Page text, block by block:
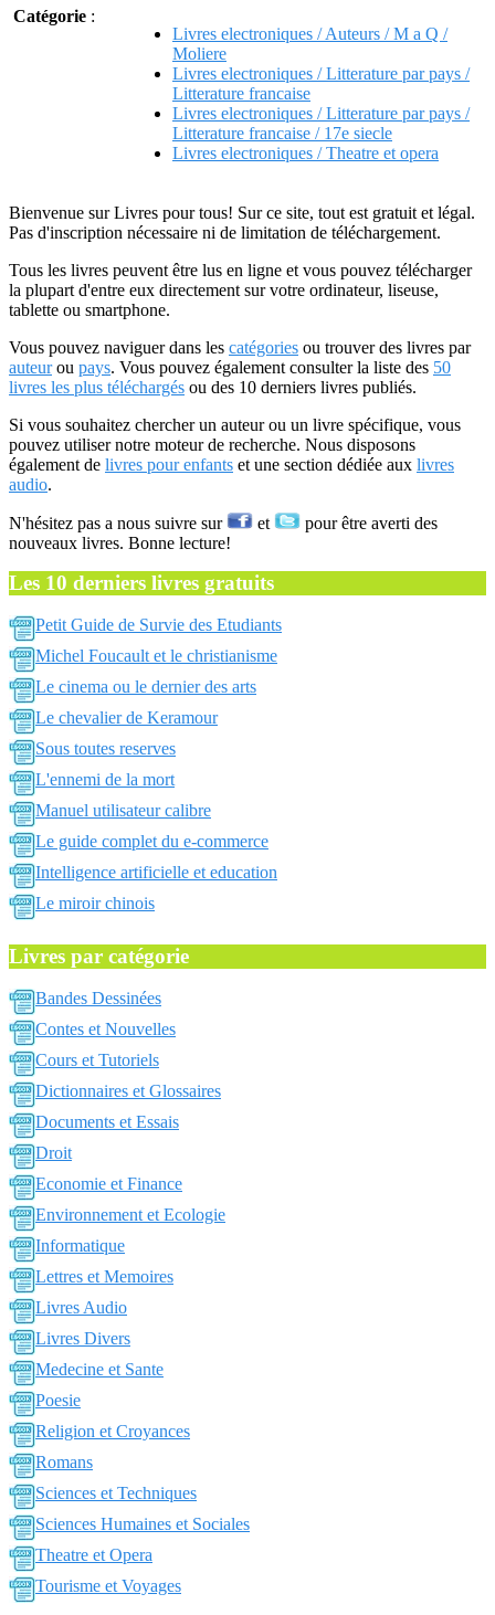
Catégorie :
Livres electroniques / Auteurs / M a Q /
Moliere
Livres electroniques / Litterature par pays /
Litterature francaise
Livres electroniques / Litterature par pays /
Litterature francaise / 17e siecle
Livres electroniques / Theatre et opera
Bienvenue sur Livres pour tous! Sur ce site, tout est gratuit et légal.
Pas d'inscription nécessaire ni de limitation de téléchargement.
Tous les livres peuvent être lus en ligne et vous pouvez télécharger
la plupart d'entre eux directement sur votre ordinateur, liseuse,
tablette ou smartphone.
Vous pouvez naviguer dans les catégories ou trouver des livres par
auteurou pays. Vous pouvez également consulter la liste des 50
livres les plus téléchargés ou des 10 derniers livres publiés.
Si vous souhaitez chercher un auteur ou un livre spécifique, vous
pouvez utiliser notre moteur de recherche. Nous disposons
également de livres pour enfants et une section dédiée aux livres
audio.
N'hésitez pas a nous suivre sur et
pour être averti des
nouveaux livres. Bonne lecture!
Les 10 derniers livres gratuits
Petit Guide de Survie des Etudiants
Michel Foucault et le christianisme
Le cinema ou le dernier des arts
Le chevalier de Keramour
Sous toutes reserves
L'ennemi de la mort
Manuel utilisateur calibre
Le guide complet du e-commerce
Intelligence artificielle et education
Le miroir chinois
Livres par catégorie
Bandes Dessinées
Contes et Nouvelles
Cours et Tutoriels
Dictionnaires et Glossaires
Documents et Essais
Droit
Economie et Finance
Environnement et Ecologie
Informatique
Lettres et Memoires
Livres Audio
Livres Divers
Medecine et Sante
Poesie
Religion et Croyances
Romans
Sciences et Techniques
Sciences Humaines et Sociales
Theatre et Opera
Tourisme et Voyages